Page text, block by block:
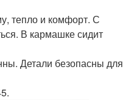
тепло и комфорт. С
В кармашке сидит
Детали безопасны для